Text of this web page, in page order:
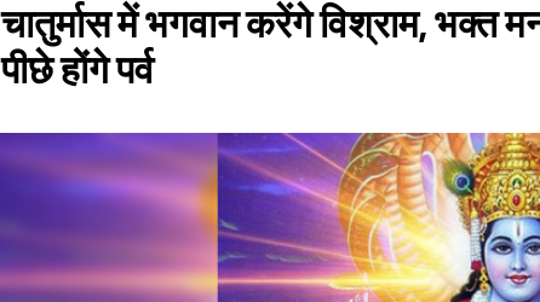
चातुर्मास में भगवान करेंगे विश्राम, भक्त
पीछे होंगे पर्व